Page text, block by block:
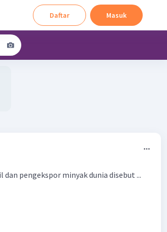
Daftar Masuk
pengekspor minyak dunia disebut ...